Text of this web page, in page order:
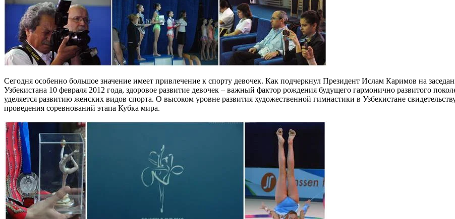
Сегодня особенно большое значение имеет привлечение к спорту девочек. Как подчеркнул Президент Ислам Каримов на
Узбекистана 10 февраля 2012 года, здоровое развитие девочек – важный фактор рождения будущего гармонично развитого
уделяется развитию женских видов спорта. О высоком уровне развития художественной гимнастики в Узбекистане
проведения соревнований этапа Кубка мира.